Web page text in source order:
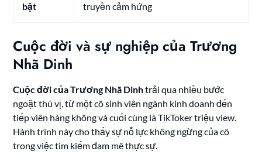
bật
truyền cảm hứng
Cuộc đời và sự nghiệp của Trương
Nhã Dinh
Cuộc đời của Trương Nhã Dinhtrải qua nhiều bước
ngoặt thú vị, từ một cô sinh viên ngành kinh doanh đến
tiếp viên hàng không và cuối cùng là TikToker triệu view.
Hành trình này cho thấy sự nỗ lực không ngừng của cô
trong việc tìm kiếm đam mê thực sự.